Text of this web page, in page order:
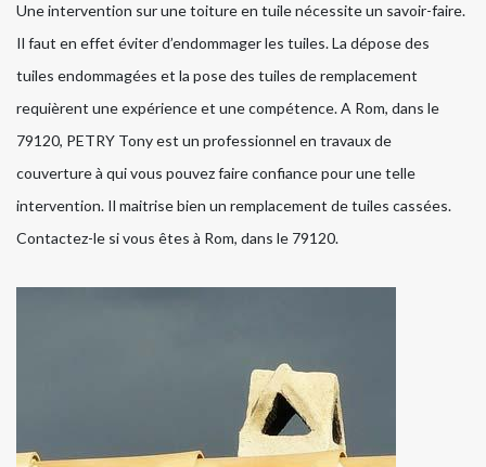
Une intervention sur une toiture en tuile nécessite un savoir-faire.
Il faut en effet éviter d’endommager les tuiles. La dépose des
tuiles endommagées et la pose des tuiles de remplacement
requièrent une expérience et une compétence. A Rom, dans le
79120, PETRY Tony est un professionnel en travaux de
couverture à qui vous pouvez faire confiance pour une telle
intervention. Il maitrise bien un remplacement de tuiles cassées.
Contactez-le si vous êtes à Rom, dans le 79120.